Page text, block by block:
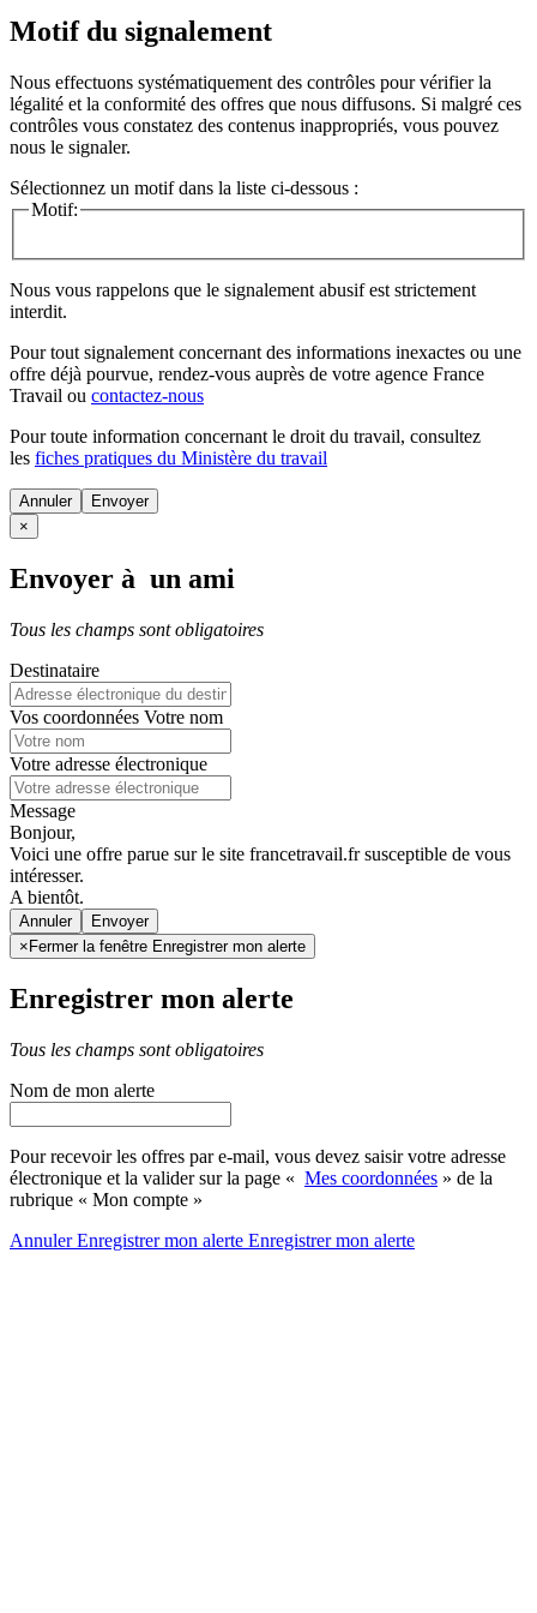
Motif du signalement
Nous effectuons systématiquement des contrôles pour vérifier la
légalité et la conformité des offres que nous diffusons. Si malgré ces
contrôles vous constatez des contenus inappropriés, vous pouvez
nous le signaler.
Sélectionnez un motif dans la liste ci-dessous :
Motif:
Nous vous rappelons que le signalement abusif est strictement
interdit.
Pour tout signalement concernant des informations inexactes ou une
offre déjà pourvue, rendez-vous auprès de votre agence France
Travail ou contactez-nous
Pour toute information concernant le droit du travail, consultez
les fiches pratiques du Ministère du travail
Annuler
×
Envoyer à un ami
Tous les champs sont obligatoires
Destinataire
Vos coordonnées Votre nom
Votre adresse électronique
Message
Bonjour,
Voici une offre parue sur le site francetravail.fr susceptible de vous
intéresser.
A bientôt.
Annuler
× Fermer la fenêtre Enregistrer mon alerte
Enregistrer mon alerte
Tous les champs sont obligatoires
Nom de mon alerte
Pour recevoir les offres par e-mail, vous devez saisir votre adresse
électronique et la valider sur la page « Mes coordonnées » de la
rubrique « Mon compte »
AnnulerEnregistrer mon alerte Enregistrermon alerte